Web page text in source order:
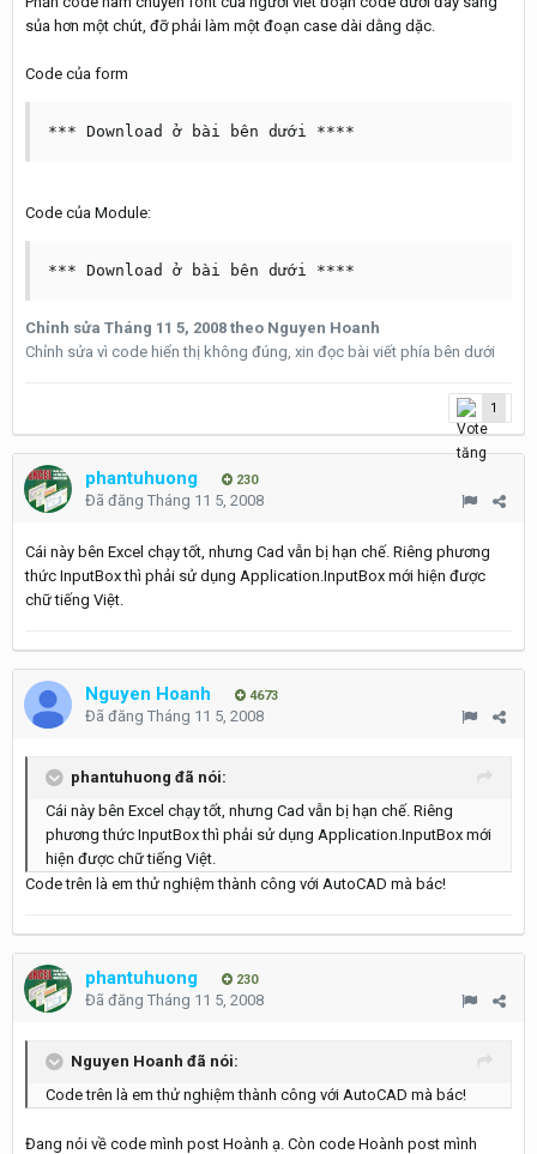
sủa hơn một chút, đỡ phải làm một đoạn case dài dằng dặc.
Code của form
*** Download ở bài bên dưới ****
Code của Module:
*** Download ở bài bên dưới ****
Chỉnh sửa Tháng 11 5, 2008 theo Nguyen Hoanh
Chỉnh sửa vì code hiển thị không đúng, xin đọc bài viết phía bên dưới
1
phantuhuong 230
Đã đăng Tháng 11 5, 2008
Cái này bên Excel chạy tốt, nhưng Cad vẫn bị hạn chế. Riêng phương
thức InputBox thì phải sử dụng Application.InputBox mới hiện được
chữ tiếng Việt.
Nguyen Hoanh 4673
Đã đăng Tháng 11 5, 2008
phantuhuong đã nói:
Cái này bên Excel chạy tốt, nhưng Cad vẫn bị hạn chế. Riêng
phương thức InputBox thì phải sử dụng Application.InputBox mới
hiện được chữ tiếng Việt.
Code trên là em thử nghiệm thành công với AutoCAD mà bác!
phantuhuong 230
Đã đăng Tháng 11 5, 2008
Nguyen Hoanh đã nói:
Code trên là em thử nghiệm thành công với AutoCAD mà bác!
Đang nói về code mình post Hoành ạ. Còn code Hoành post mình